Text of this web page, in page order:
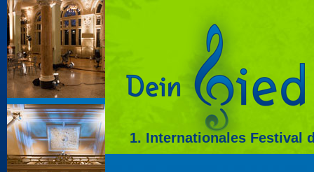
1. Internationales Festival